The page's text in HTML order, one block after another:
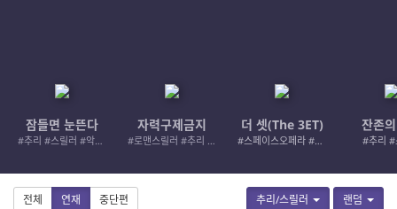
잠들면 눈뜬다
#추리 #스릴러 #악인 #로드레이지
자력구제금지
#로맨스릴러 #추리 #여성서사 #사적제재
더 셋(The 3ET)
#스페이스오페라 #우주활극
잔존
#추리 #
추리/스릴러 랜덤
전체 연재 중단편